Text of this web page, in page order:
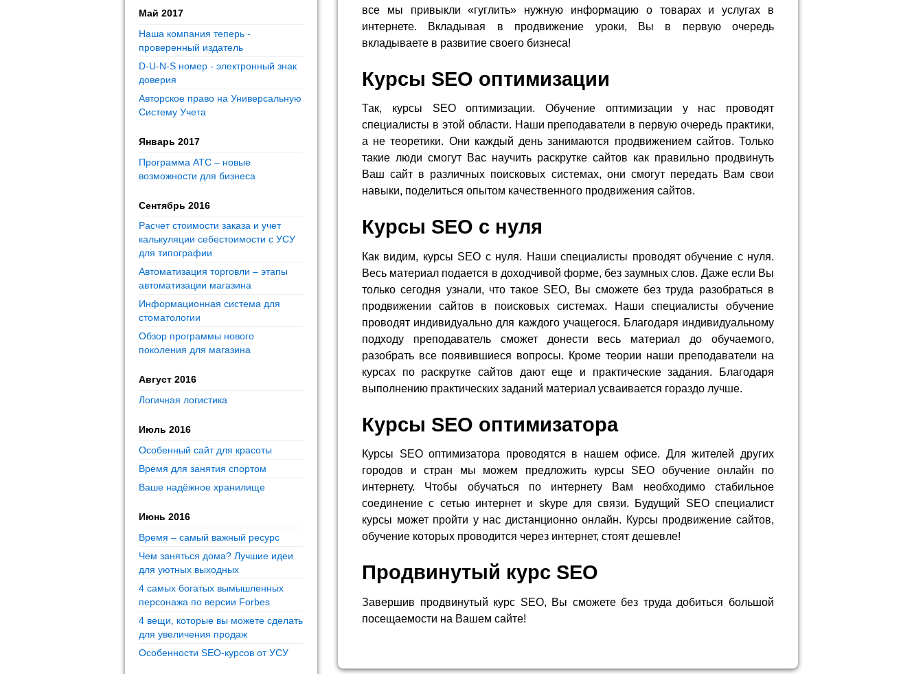
все мы привыкли «гуглить» нужную информацию о товарах и услугах в
интернете. Вкладывая в продвижение уроки, Вы в первую очередь
вкладываете в развитие своего бизнеса!
Курсы SEO оптимизации
Так, курсы SEO оптимизации. Обучение оптимизации у нас проводят
специалисты в этой области. Наши преподаватели в первую очередь практики,
а не теоретики. Они каждый день занимаются продвижением сайтов. Только
такие люди смогут Вас научить раскрутке сайтов как правильно продвинуть
Ваш сайт в различных поисковых системах, они смогут передать Вам свои
навыки, поделиться опытом качественного продвижения сайтов.
Курсы SEO с нуля
Как видим, курсы SEO с нуля. Наши специалисты проводят обучение с нуля.
Весь материал подается в доходчивой форме, без заумных слов. Даже если Вы
только сегодня узнали, что такое SEO, Вы сможете без труда разобраться в
продвижении сайтов в поисковых системах. Наши специалисты обучение
проводят индивидуально для каждого учащегося. Благодаря индивидуальному
подходу преподаватель сможет донести весь материал до обучаемого,
разобрать все появившиеся вопросы. Кроме теории наши преподаватели на
курсах по раскрутке сайтов дают еще и практические задания. Благодаря
выполнению практических заданий материал усваивается гораздо лучше.
Курсы SEO оптимизатора
Курсы SEO оптимизатора проводятся в нашем офисе. Для жителей других
городов и стран мы можем предложить курсы SEO обучение онлайн по
интернету. Чтобы обучаться по интернету Вам необходимо стабильное
соединение с сетью интернет и skype для связи. Будущий SEO специалист
курсы может пройти у нас дистанционно онлайн. Курсы продвижение сайтов,
обучение которых проводится через интернет, стоят дешевле!
Продвинутый курс SEO
Завершив продвинутый курс SEO, Вы сможете без труда добиться большой
посещаемости на Вашем сайте!
Май 2017
Наша компания теперь -
проверенный издатель
D-U-N-S номер - электронный знак
доверия
Авторское право на Универсальную
Систему Учета
Январь 2017
Программа АТС – новые
возможности для бизнеса
Сентябрь 2016
Расчет стоимости заказа и учет
калькуляции себестоимости с УСУ
для типографии
Автоматизация торговли – этапы
автоматизации магазина
Информационная система для
стоматологии
Обзор программы нового
поколения для магазина
Август 2016
Логичная логистика
Июль 2016
Особенный сайт для красоты
Время для занятия спортом
Ваше надёжное хранилище
Июнь 2016
Время – самый важный ресурс
Чем заняться дома? Лучшие идеи
для уютных выходных
4 самых богатых вымышленных
персонажа по версии Forbes
4 вещи, которые вы можете сделать
для увеличения продаж
Особенности SEO-курсов от УСУ